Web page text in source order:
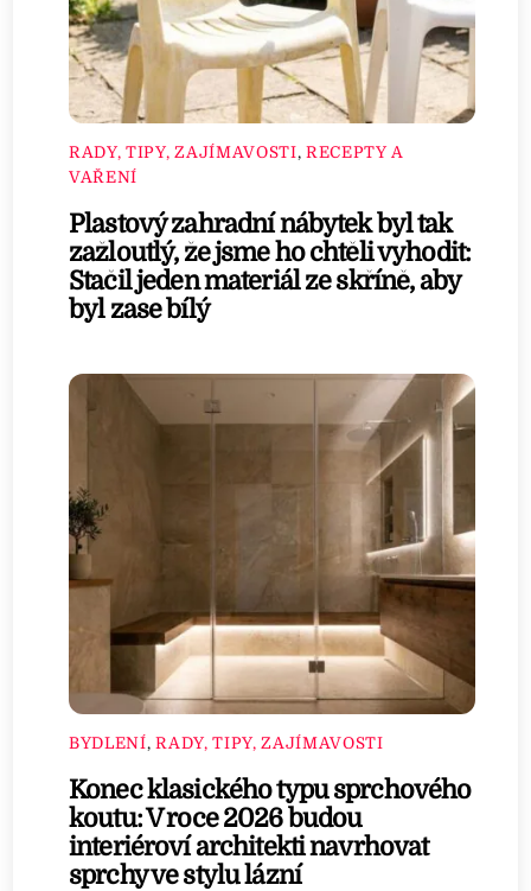
RADY, TIPY, ZAJÍMAVOSTI, RECEPTY A
VAŘENÍ
Plastový zahradní nábytek byl tak
zažloutlý, že jsme ho chtěli vyhodit:
Stačil jeden materiál ze skříně, aby
byl zase bílý
BYDLENÍ,RADY, TIPY, ZAJÍMAVOSTI
Konec klasického typu sprchového
koutu: V roce 2026 budou
interiéroví architekti navrhovat
sprchy ve stylu lázní